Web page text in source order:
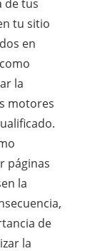
de tus
tu sitio
en
la
motores
páginas
la
de
la